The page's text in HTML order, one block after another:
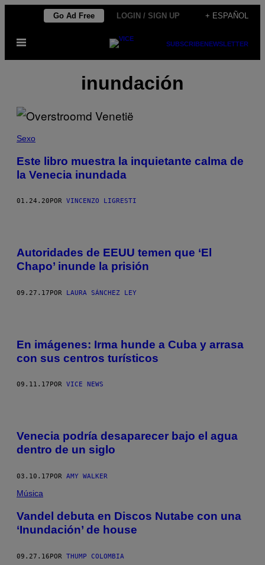
contenido
Go Ad Free LOGIN / SIGN UP + ESPAÑOL
Abrir
SUBSCRIBENEWSLETTER
inundación
Sexo
Este libro muestra la inquietante calma de
la Venecia inundada
01.24.20 POR VINCENZO LIGRESTI
Autoridades de EEUU temen que ‘El
Chapo’ inunde la prisión
09.27.17POR LAURA SÁNCHEZ LEY
En imágenes: Irma hunde a Cuba y arrasa
con sus centros turísticos
09.11.17 POR VICE NEWS
Venecia podría desaparecer bajo el agua
dentro de un siglo
03.10.17POR AMY WALKER
Música
Vandel debuta en Discos Nutabe con una
‘Inundación’ de house
09.27.16POR THUMP COLOMBIA